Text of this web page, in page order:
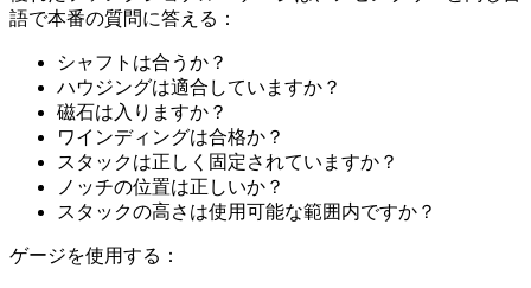
語で本番の質問に答える：
シャフトは合うか？
ハウジングは適合していますか？
磁石は入りますか？
ワインディングは合格か？
スタックは正しく固定されていますか？
ノッチの位置は正しいか？
スタックの高さは使用可能な範囲内ですか？
ゲージを使用する：